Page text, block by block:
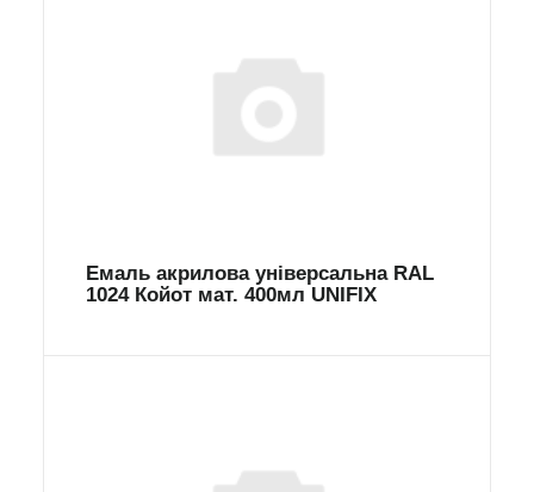
Емаль акрилова універсальна RAL
1024 Койот мат. 400мл UNIFIX